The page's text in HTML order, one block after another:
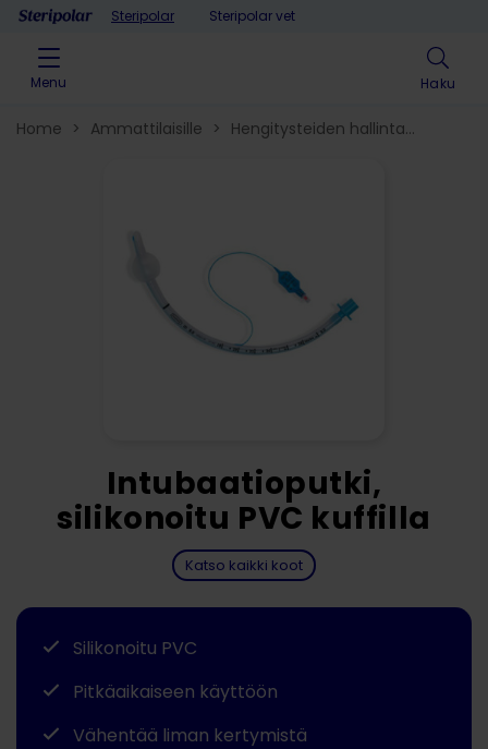
Skip to contentSteripolar Steripolar vet
Menu Haku
Home > Ammattilaisille > Hengitysteiden hallinta​
Intubaatioputki,
silikonoitu PVC kuffilla
Katso kaikki koot
Silikonoitu PVC
Pitkäaikaiseen käyttöön
Vähentää liman kertymistä